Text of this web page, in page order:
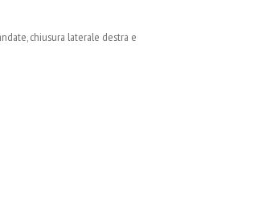
chiusura laterale destra e